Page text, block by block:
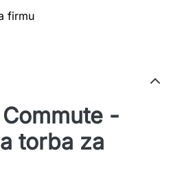
firmu
-
torba za